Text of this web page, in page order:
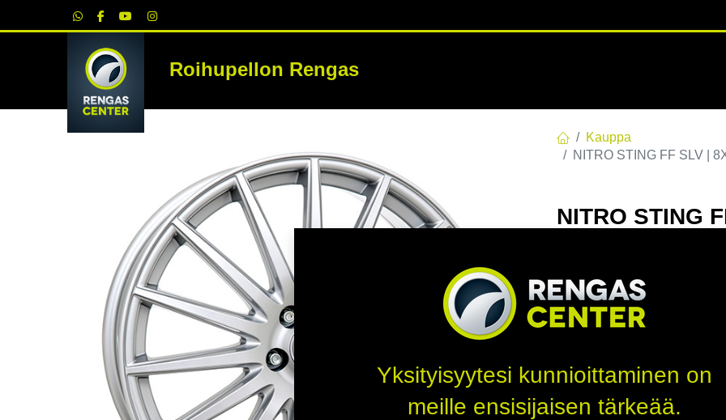
Roihupellon RengasRENKAAT
Kauppa
NITRO STING FF SLV |
NITRO STING
EAN: 7332818106517
Tällä tuotteella ei ole
Jaa
Yksityisyytesi kunnioittaminen on
meille ensisijaisen tärkeää.